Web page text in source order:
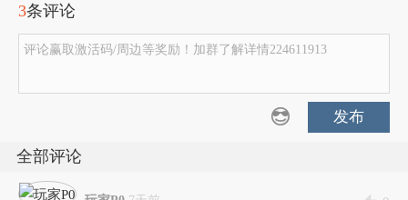
3条评论
评论赢取激活码/周边等奖励！加群了解详情224611913
发布
全部评论